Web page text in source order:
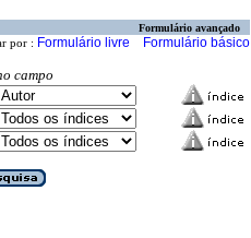
Formulário avançado
por : Formulário livre Formulário básico
campo